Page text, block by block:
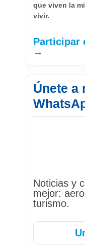
que viven la
vivir.
Participar
→
Únete a
Noticias y
mejor:
turismo.